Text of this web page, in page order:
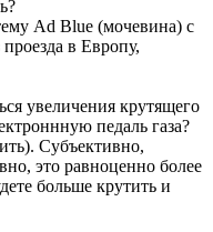
Ad Blue (мочевина) с
в Европу,
увеличения крутящего
педаль газа?
Субъективно,
это равноценно более
больше крутить и